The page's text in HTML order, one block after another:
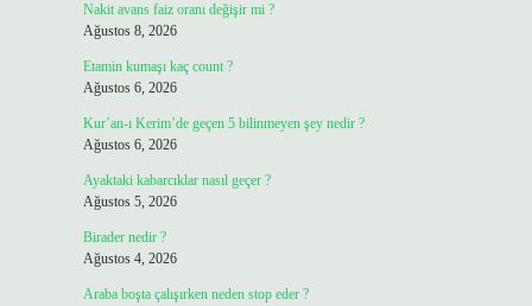
Nakit avans faiz oranı değişir mi ?
Ağustos 8, 2026
Etamin kumaşı kaç count ?
Ağustos 6, 2026
Kur’an-ı Kerim’de geçen 5 bilinmeyen şey nedir ?
Ağustos 6, 2026
Ayaktaki kabarcıklar nasıl geçer ?
Ağustos 5, 2026
Birader nedir ?
Ağustos 4, 2026
Araba boşta çalışırken neden stop eder ?